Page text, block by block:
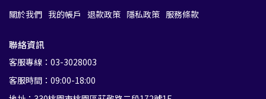
關於我們 我的帳戶 退款政策 隱私政策 服務條款
聯絡資訊
客服專線：03-3028003
客服時間：09:00-18:00